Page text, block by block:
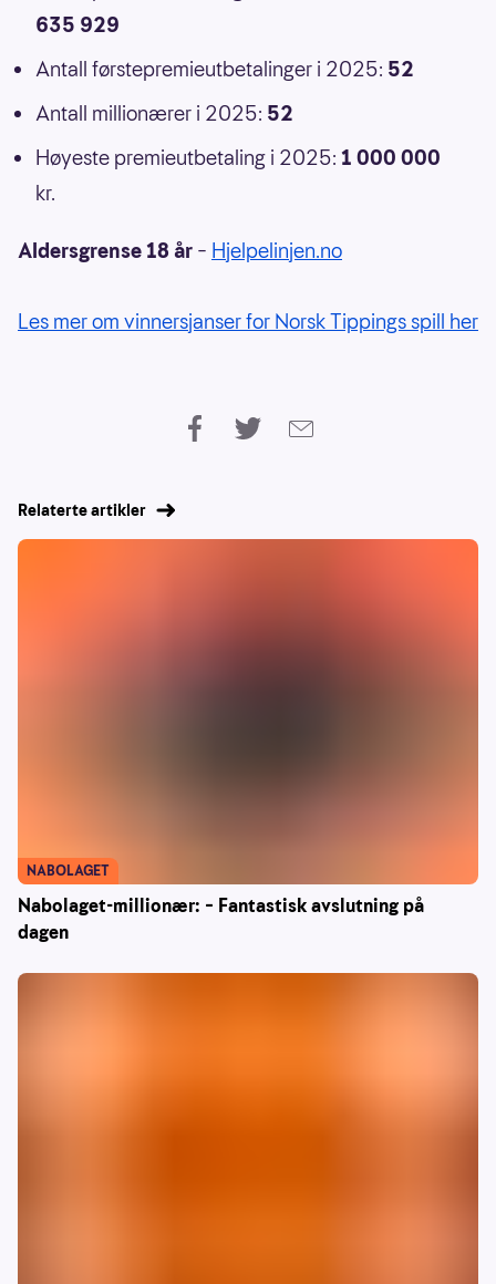
635 929
Antall førstepremieutbetalinger i 2025: 52
Antall millionærer i 2025: 52
Høyeste premieutbetaling i 2025: 1 000 000
kr.
Aldersgrense 18 år – Hjelpelinjen.no
Les mer om vinnersjanser for Norsk Tippings spill her
Relaterte artikler
Nabolaget-millionær: – Fantastisk avslutning på
dagen
NABOLAGET